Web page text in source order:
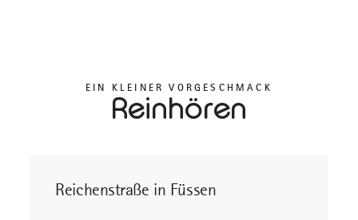
EIN KLEINER VORGESCHMACK
Reinhören
Reichenstraße in Füssen